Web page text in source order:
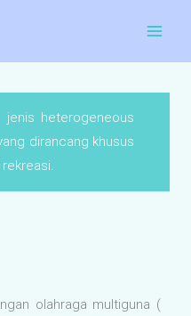
jenis heterogeneous
dirancang khusus
olahraga multiguna (